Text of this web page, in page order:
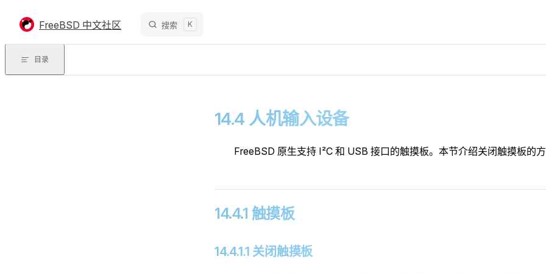
FreeBSD 中文社区 搜索 K
目录
14.4 人机输入设备
FreeBSD 原生支持 I²C 和 USB 接口的触摸板。本节介绍关闭触摸板的方
14.4.1 触摸板
14.4.1.1 关闭触摸板